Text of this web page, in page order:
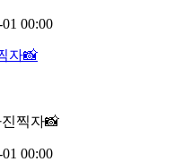
00:00
찍자📸
00:00